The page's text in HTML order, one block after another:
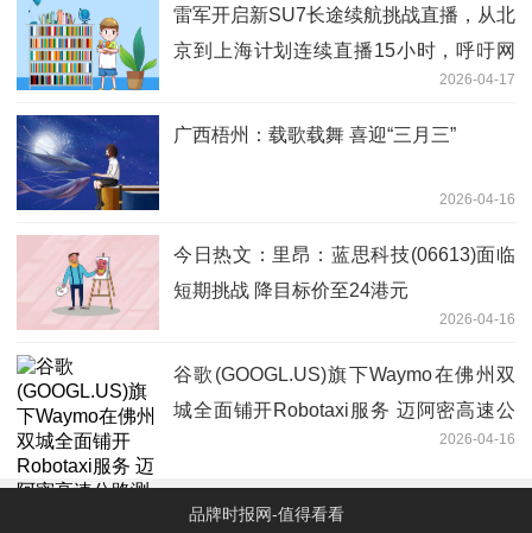
雷军开启新SU7长途续航挑战直播，从北
京到上海计划连续直播15小时，呼吁网
2026-04-17
广西梧州：载歌载舞 喜迎“三月三”
2026-04-16
今日热文：里昂：蓝思科技(06613)面临
短期挑战 降目标价至24港元
2026-04-16
谷歌(GOOGL.US)旗下Waymo在佛州双
城全面铺开Robotaxi服务 迈阿密高速公
2026-04-16
品牌时报网-值得看看